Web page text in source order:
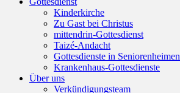
Kinderkirche
Zu Gast bei Christus
mittendrin-Gottesdienst
Taizé-Andacht
Gottesdienste in Seniorenheimen
Krankenhaus-Gottesdienste
Über uns
Verkündigungsteam